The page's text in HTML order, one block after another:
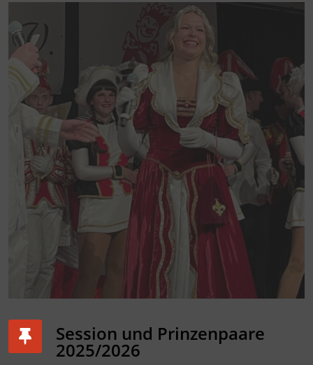
Session und Prinzenpaare
2025/2026